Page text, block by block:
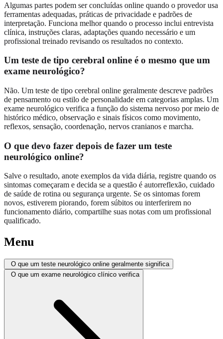
Algumas partes podem ser concluídas online quando o provedor usa
ferramentas adequadas, práticas de privacidade e padrões de
interpretação. Funciona melhor quando o processo inclui entrevista
clínica, instruções claras, adaptações quando necessário e um
profissional treinado revisando os resultados no contexto.
Um teste de tipo cerebral online é o mesmo que um
exame neurológico?
Não. Um teste de tipo cerebral online geralmente descreve padrões
de pensamento ou estilo de personalidade em categorias amplas. Um
exame neurológico verifica a função do sistema nervoso por meio de
histórico médico, observação e sinais físicos como movimento,
reflexos, sensação, coordenação, nervos cranianos e marcha.
O que devo fazer depois de fazer um teste
neurológico online?
Salve o resultado, anote exemplos da vida diária, registre quando os
sintomas começaram e decida se a questão é autorreflexão, cuidado
de saúde de rotina ou segurança urgente. Se os sintomas forem
novos, estiverem piorando, forem súbitos ou interferirem no
funcionamento diário, compartilhe suas notas com um profissional
qualificado.
Menu
O que um teste neurológico online geralmente significa
O que um exame neurológico clínico verifica